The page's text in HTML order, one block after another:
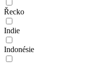
Řecko
Indie
Indonésie